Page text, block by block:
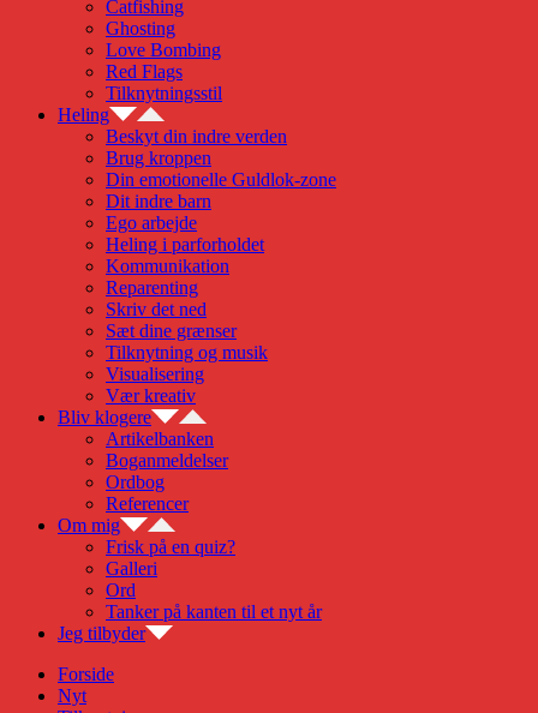
Catfishing
Ghosting
Love Bombing
Red Flags
Tilknytningsstil
Heling
Beskyt din indre verden
Brug kroppen
Din emotionelle Guldlok-zone
Dit indre barn
Ego arbejde
Heling i parforholdet
Kommunikation
Reparenting
Skriv det ned
Sæt dine grænser
Tilknytning og musik
Visualisering
Vær kreativ
Bliv klogere
Artikelbanken
Boganmeldelser
Ordbog
Referencer
Om mig
Frisk på en quiz?
Galleri
Ord
Tanker på kanten til et nyt år
Jeg tilbyder
Forside
Nyt